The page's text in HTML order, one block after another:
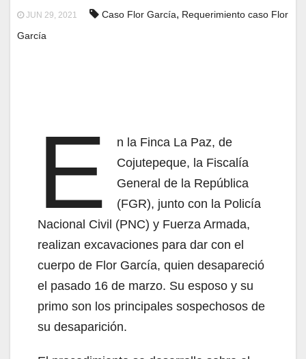
JUN 29, 2021 Caso Flor García, Requerimiento caso Flor
García
E
n la Finca La Paz, de
Cojutepeque, la Fiscalía
General de la República
(FGR), junto con la Policía
Nacional Civil (PNC) y Fuerza Armada,
realizan excavaciones para dar con el
cuerpo de Flor García, quien desapareció
el pasado 16 de marzo. Su esposo y su
primo son los principales sospechosos de
su desaparición.